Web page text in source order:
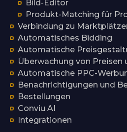
Bild-Editor
Produkt-Matching für
Verbindung zu
Automatisches Bidding
Automatische
Überwachung von Preisen
Automatische PPC-
Benachrichtigungen und
Bestellungen
Conviu AI
Integrationen